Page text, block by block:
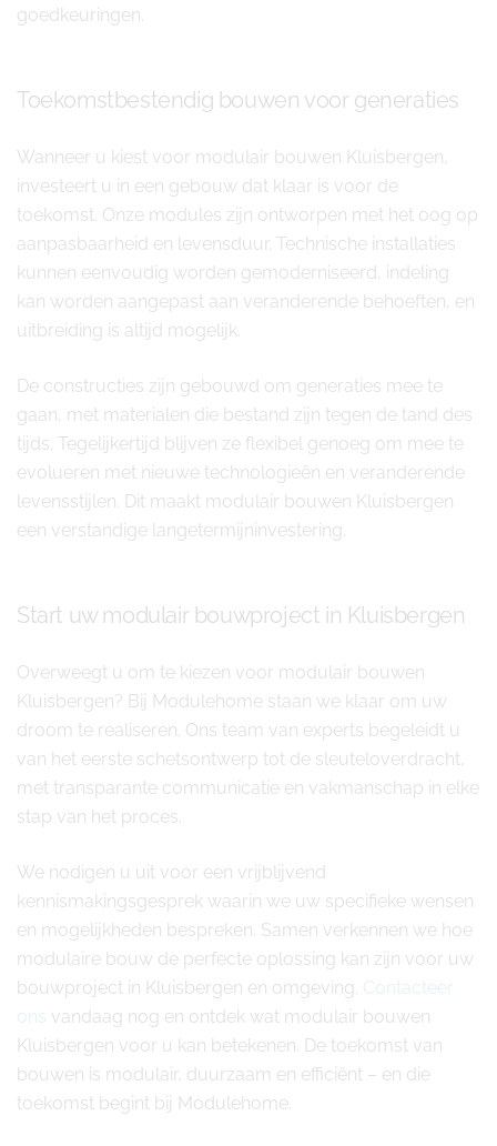
goedkeuringen.
Toekomstbestendig bouwen voor generaties
Wanneer u kiest voor modulair bouwen Kluisbergen,
investeert u in een gebouw dat klaar is voor de
toekomst. Onze modules zijn ontworpen met het oog op
aanpasbaarheid en levensduur. Technische installaties
kunnen eenvoudig worden gemoderniseerd, indeling
kan worden aangepast aan veranderende behoeften, en
uitbreiding is altijd mogelijk.
De constructies zijn gebouwd om generaties mee te
gaan, met materialen die bestand zijn tegen de tand des
tijds. Tegelijkertijd blijven ze flexibel genoeg om mee te
evolueren met nieuwe technologieën en veranderende
levensstijlen. Dit maakt modulair bouwen Kluisbergen
een verstandige langetermijninvestering.
Start uw modulair bouwproject in Kluisbergen
Overweegt u om te kiezen voor modulair bouwen
Kluisbergen? Bij Modulehome staan we klaar om uw
droom te realiseren. Ons team van experts begeleidt u
van het eerste schetsontwerp tot de sleuteloverdracht,
met transparante communicatie en vakmanschap in elke
stap van het proces.
We nodigen u uit voor een vrijblijvend
kennismakingsgesprek waarin we uw specifieke wensen
en mogelijkheden bespreken. Samen verkennen we hoe
modulaire bouw de perfecte oplossing kan zijn voor uw
bouwproject in Kluisbergen en omgeving. Contacteer
ons vandaag nog en ontdek wat modulair bouwen
Kluisbergen voor u kan betekenen. De toekomst van
bouwen is modulair, duurzaam en efficiënt – en die
toekomst begint bij Modulehome.